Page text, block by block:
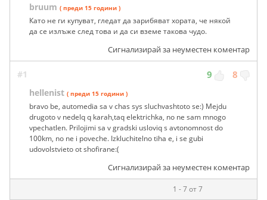
bruum ( преди 15 години )
Като не ги купуват, гледат да зарибяват хората, че някой
да се излъже след това и да си вземе такова чудо.
Сигнализирай за неуместен коментар
#1 9 8
hellenist ( преди 15 години )
bravo be, automedia sa v chas sys sluchvashtoto se:) Mejdu
drugoto v nedelq q karah,taq elektrichka, no ne sam mnogo
vpechatlen. Prilojimi sa v gradski usloviq s avtonomnost do
100km, no ne i poveche. Izkluchitelno tiha e, i se gubi
udovolstvieto ot shofirane:(
Сигнализирай за неуместен коментар
1 - 7 от 7